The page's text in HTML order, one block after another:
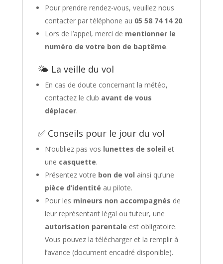
Pour prendre rendez-vous, veuillez nous
contacter par téléphone au 05 58 74 14 20.
Lors de l’appel, merci de mentionner le
numéro de votre bon de baptême.
🌤 La veille du vol
En cas de doute concernant la météo,
contactez le club avant de vous
déplacer.
✅ Conseils pour le jour du vol
N’oubliez pas vos lunettes de soleil et
une casquette.
Présentez votre bon de vol ainsi qu’une
pièce d’identité au pilote.
Pour les mineurs non accompagnés de
leur représentant légal ou tuteur, une
autorisation parentale est obligatoire.
Vous pouvez la télécharger et la remplir à
l’avance (document encadré disponible).